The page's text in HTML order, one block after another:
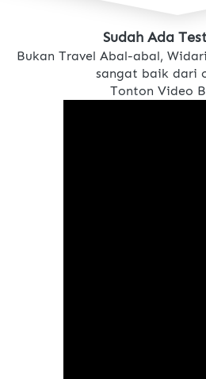
Sudah Ada
Bukan Travel Abal-abal,
sangat baik dari
Tonton Video